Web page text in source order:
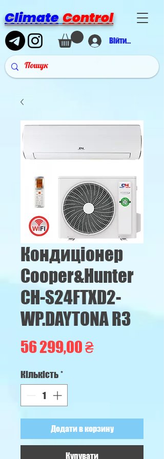
Climate Control
Війти в аккаунт
Кондиціонер
Cooper&Hunter
CH-S24FTXD2-
WP.DAYTONA R3
56 299,00 ₴Ціна
Кількість*
Додати в корзину
Купувати